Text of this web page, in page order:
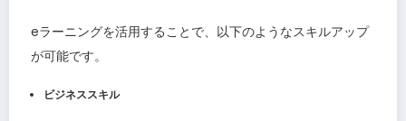
eラーニングを活用することで、以下のようなスキルアップ
が可能です。
ビジネススキル